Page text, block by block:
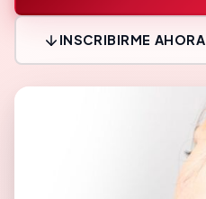
INSCRIBIRME AHORA